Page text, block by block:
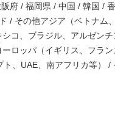
府 / 福岡県 / 中国 / 韓国 /
/ その他アジア（ベトナム
コ、ブラジル、アルゼン
ロッパ（イギリス、フラ
ト、UAE、南アフリカ等） /